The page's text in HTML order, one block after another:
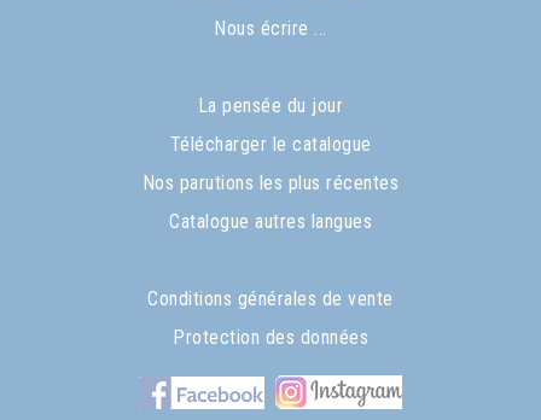
Nous écrire ...
La pensée du jour
Télécharger le catalogue
Nos parutions les plus récentes
Catalogue autres langues
Conditions générales de vente
Protection des données